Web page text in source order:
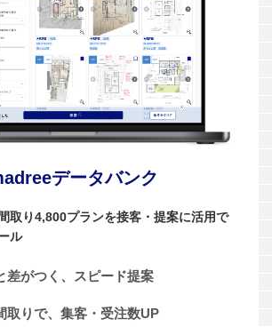
データバンク
取り4,800プランを接客・提案に活用で
ル
差がつく、スピード提案
取りで、集客・受注数UP